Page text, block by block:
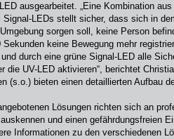
ausgearbeitet. „Eine Kombination
Signal-LEDs stellt sicher, dass sich in
sorgen soll, keine Person
Sekunden keine Bewegung mehr
durch eine grüne Signal-LED alle
die UV-LED aktivieren“, berichtet
(s.o.) bieten einen detaillierten Aufbau
Lösungen richten sich an
und einen gefährdungsfreien
Informationen zu den verschiedenen